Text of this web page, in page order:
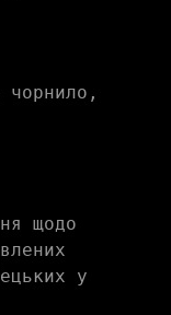
чорнило,
щодо
у